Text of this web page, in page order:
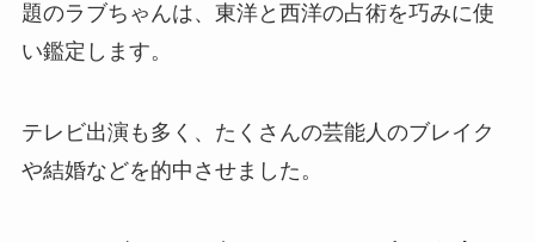
題のラブちゃんは、東洋と西洋の占術を巧みに使
い鑑定します。
テレビ出演も多く、たくさんの芸能人のブレイク
や結婚などを的中させました。